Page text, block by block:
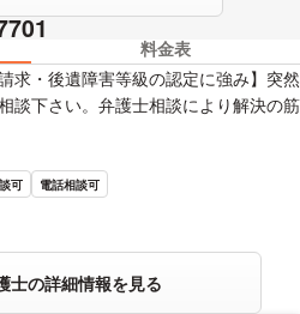
料金表
求・後遺障害等級の認定に強み】突然
談下さい。弁護士相談により解決の筋
可 電話相談可
士の詳細情報を見る
を